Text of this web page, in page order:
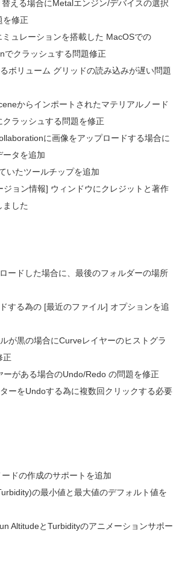
える場合にMetalエンジン/デバイスの選択
を修正
ュレーションを搭載した MacOSでの
でクラッシュする問題修正
ボリューム グリッドの読み込みが遅い問題
からインポートされたマテリアルノード
ラッシュする問題を修正
に画像をアップロードする場合に
ータを追加
いたツールチップを追加
ジョン情報] ウィンドウにクレジットと著作
ました
ードした場合に、最後のフォルダーの場所
する為の [最近のファイル] オプションを追
が黒の場合にCurveレイヤーのヒストグラ
正
ーがある場合のUndo/Redo の問題を修正
ーをUndoする為に複数回クリックする必要
ドの作成のサポートを追加
の最小値と最大値のデフォルト値を
AltitudeとTurbidityのアニメーションサポー